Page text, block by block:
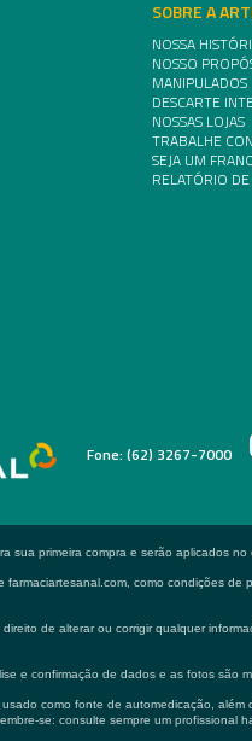
SOBRE A
NOSSA
NOSSO
MANIPULADOS
DESCARTE
NOSSAS LOJAS
TRABALHE
SEJA UM
RELATÓRIO
Fone: (62) 3267-7000
sua primeira compra e serão aplicados
farmaciartesanal.com, como condições
direito de alterar ou corrigir qualquer
e confirmação de dados e as fotos são
como fonte de automedicação,
se: consulte sempre um profissional